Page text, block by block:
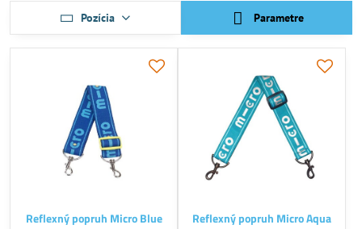
Pozícia Parametre
Reflexný popruh Micro Blue Reflexný popruh Micro Aqua